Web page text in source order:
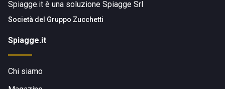
Spiagge.it è una soluzione Spiagge Srl
Società del Gruppo Zucchetti
Spiagge.it
Chi siamo